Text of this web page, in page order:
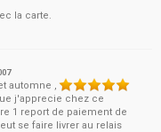
la carte.
automne ,
j'apprecie chez ce
1 report de paiement de
se faire livrer au relais